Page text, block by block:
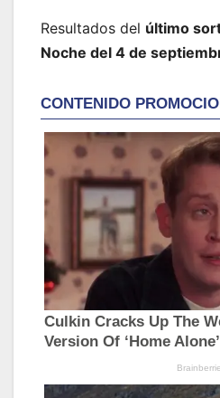
Resultados del último
Noche del 4 de